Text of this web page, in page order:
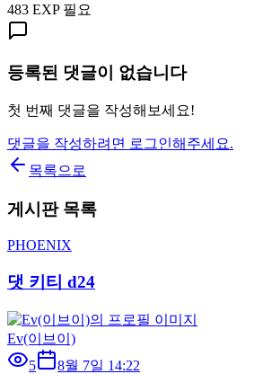
483 EXP 필요
등록된 댓글이 없습니다
첫 번째 댓글을 작성해보세요!
댓글을 작성하려면 로그인해주세요.
목록으로
게시판 목록
PHOENIX
댓 키티 d24
Ev(이브이)
5
8월 7일 14:22